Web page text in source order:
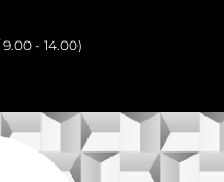
- 14.00)